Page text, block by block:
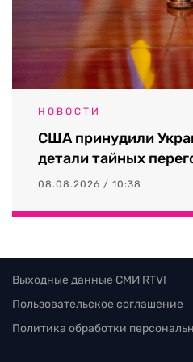
НОВОСТИ
США принудили
детали тайных
08.08.2026 / 10:38
Выходные данные СМИ RTVI
Пользовательское соглашение
Политика обработки